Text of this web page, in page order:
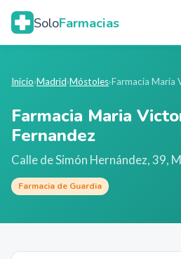
SoloFarmacias
Inicio›Madrid›Móstoles›Farmacia Maria
Farmacia Maria
Fernandez
Calle de Simón Hernández, 39,
Farmacia de Guardia